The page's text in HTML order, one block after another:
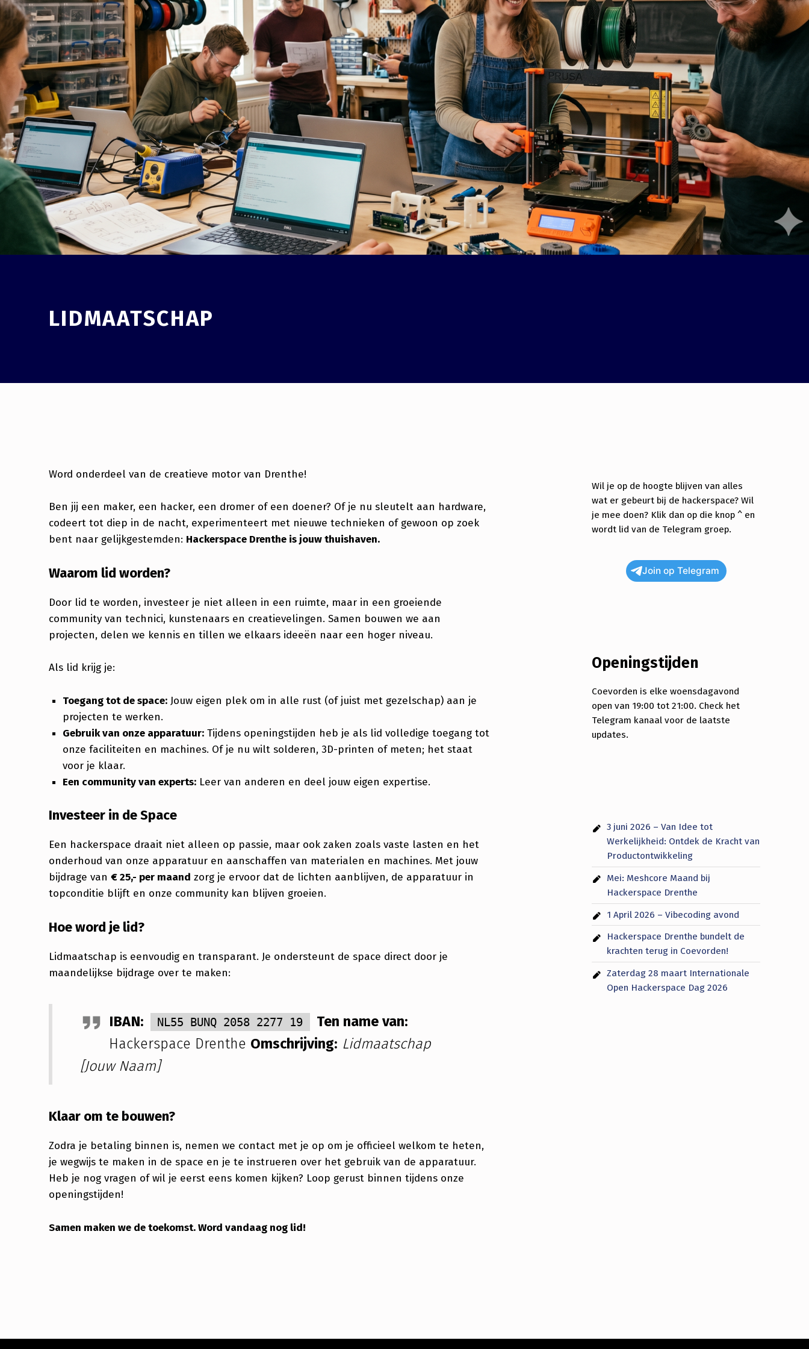
LIDMAATSCHAP
Word onderdeel van de creatieve motor van Drenthe!
Ben jij een maker, een hacker, een dromer of een doener? Of je nu sleutelt aan hardware,
codeert tot diep in de nacht, experimenteert met nieuwe technieken of gewoon op zoek
bent naar gelijkgestemden: Hackerspace Drenthe is jouw thuishaven.
Waarom lid worden?
Door lid te worden, investeer je niet alleen in een ruimte, maar in een groeiende
community van technici, kunstenaars en creatievelingen. Samen bouwen we aan
projecten, delen we kennis en tillen we elkaars ideeën naar een hoger niveau.
Als lid krijg je:
Toegang tot de space: Jouw eigen plek om in alle rust (of juist met gezelschap) aan je
projecten te werken.
Gebruik van onze apparatuur: Tijdens openingstijden heb je als lid volledige toegang tot
onze faciliteiten en machines. Of je nu wilt solderen, 3D-printen of meten; het staat
voor je klaar.
Een community van experts: Leer van anderen en deel jouw eigen expertise.
Investeer in de Space
Een hackerspace draait niet alleen op passie, maar ook zaken zoals vaste lasten en het
onderhoud van onze apparatuur en aanschaffen van materialen en machines. Met jouw
bijdrage van € 25,- per maand zorg je ervoor dat de lichten aanblijven, de apparatuur in
topconditie blijft en onze community kan blijven groeien.
Hoe word je lid?
Lidmaatschap is eenvoudig en transparant. Je ondersteunt de space direct door je
maandelijkse bijdrage over te maken:
IBAN: NL55 BUNQ 2058 2277 19
Ten name van:
Hackerspace Drenthe Omschrijving: Lidmaatschap
[Jouw Naam]
Klaar om te bouwen?
Zodra je betaling binnen is, nemen we contact met je op om je officieel welkom te heten,
je wegwijs te maken in de space en je te instrueren over het gebruik van de apparatuur.
Heb je nog vragen of wil je eerst eens komen kijken? Loop gerust binnen tijdens onze
openingstijden!
Samen maken we de toekomst. Word vandaag nog lid!
Wil je op de hoogte blijven van alles
wat er gebeurt bij de hackerspace? Wil
je mee doen? Klik dan op die knop ^ en
wordt lid van de Telegram groep.
Join op Telegram
Openingstijden
Coevorden is elke woensdagavond
open van 19:00 tot 21:00. Check het
Telegram kanaal voor de laatste
updates.
3 juni 2026 – Van Idee tot
Werkelijkheid: Ontdek de Kracht van
Productontwikkeling
Mei: Meshcore Maand bij
Hackerspace Drenthe
1 April 2026 – Vibecoding avond
Hackerspace Drenthe bundelt de
krachten terug in Coevorden!
Zaterdag 28 maart Internationale
Open Hackerspace Dag 2026